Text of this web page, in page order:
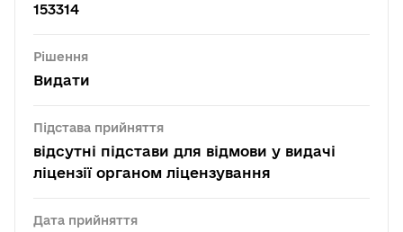
153314
Рішення
Видати
Підстава прийняття
відсутні підстави для відмови у видачі
ліцензії органом ліцензування
Дата прийняття